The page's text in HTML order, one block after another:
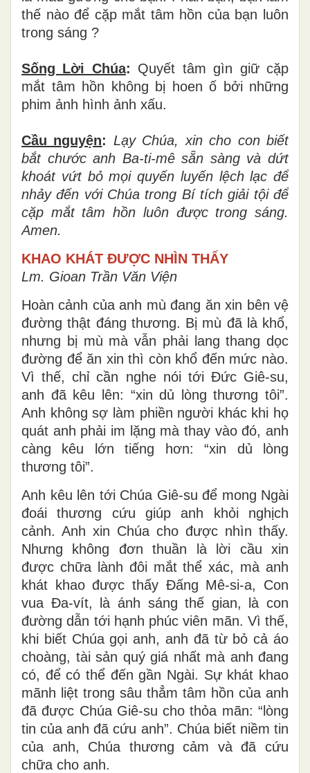
thế nào để cặp mắt tâm hồn của bạn luôn
trong sáng ?
Sống Lời Chúa: Quyết tâm gìn giữ cặp
mắt tâm hồn không bị hoen ố bởi những
phim ảnh hình ảnh xấu.
Cầu nguyện: Lạy Chúa, xin cho con biết
bắt chước anh Ba-ti-mê sẵn sàng và dứt
khoát vứt bỏ mọi quyến luyến lệch lạc để
nhảy đến với Chúa trong Bí tích giải tội để
cặp mắt tâm hồn luôn được trong sáng.
Amen.
KHAO KHÁT ĐƯỢC NHÌN THẤY
Lm. Gioan Trần Văn Viện
Hoàn cảnh của anh mù đang ăn xin bên vệ
đường thật đáng thương. Bị mù đã là khổ,
nhưng bị mù mà vẫn phải lang thang dọc
đường để ăn xin thì còn khổ đến mức nào.
Vì thế, chỉ cần nghe nói tới Đức Giê-su,
anh đã kêu lên: “xin dủ lòng thương tôi”.
Anh không sợ làm phiền người khác khi họ
quát anh phải im lặng mà thay vào đó, anh
càng kêu lớn tiếng hơn: “xin dủ lòng
thương tôi”.
Anh kêu lên tới Chúa Giê-su để mong Ngài
đoái thương cứu giúp anh khỏi nghịch
cảnh. Anh xin Chúa cho được nhìn thấy.
Nhưng không đơn thuần là lời cầu xin
được chữa lành đôi mắt thể xác, mà anh
khát khao được thấy Đấng Mê-si-a, Con
vua Đa-vít, là ánh sáng thế gian, là con
đường dẫn tới hạnh phúc viên mãn. Vì thế,
khi biết Chúa gọi anh, anh đã từ bỏ cả áo
choàng, tài sản quý giá nhất mà anh đang
có, để có thể đến gần Ngài. Sự khát khao
mãnh liệt trong sâu thẳm tâm hồn của anh
đã được Chúa Giê-su cho thỏa mãn: “lòng
tin của anh đã cứu anh”. Chúa biết niềm tin
của anh, Chúa thương cảm và đã cứu
chữa cho anh.